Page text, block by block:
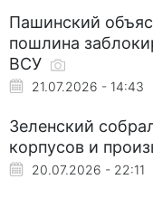
Пашинский
пошлина
ВСУ
21.07.2026 - 14:43
Зеленский
корпусов и
20.07.2026 - 22:11